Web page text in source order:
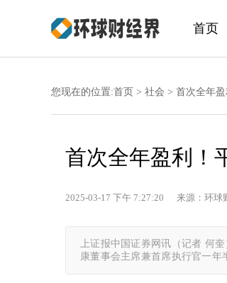
首页
您现在的位置:首页 > 社会 > 首次全年
首次全年盈利！
2025-03-17 下午 7:27:20 来源：环
上证报中国证券网讯（记者 何
康董事会主席兼首席执行官一